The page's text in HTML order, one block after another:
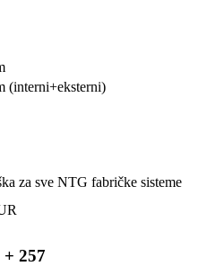
(interni+eksterni)
za sve NTG fabričke sisteme
257